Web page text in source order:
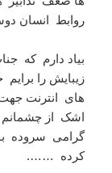
روابط انسان
بیاد دارم که
زیبایش را
های انترنت
اشک از چشمانم
گرامی سروده
کرده …….